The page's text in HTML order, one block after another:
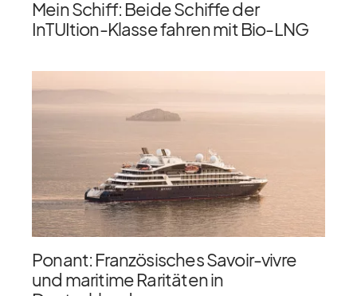
Mein Schiff: Beide Schiffe der
InTUItion-Klasse fahren mit Bio-LNG
Ponant: Französisches Savoir-vivre
und maritime Raritäten in